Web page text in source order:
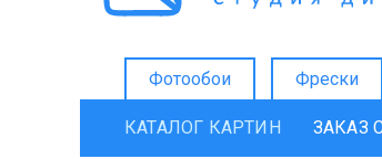
Фотообои Фрески
КАТАЛОГ КАРТИН ЗАКАЗ